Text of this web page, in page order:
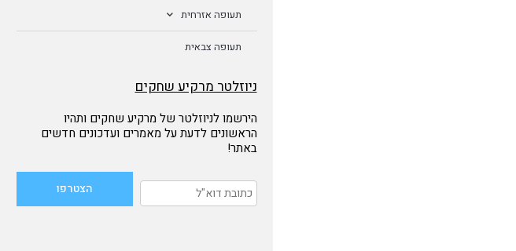
תעופה אזרחית
תעופה צבאית
ניוזלטר מרקיע שחקים
הירשמו לניוזלטר של מרקיע שחקים ותהיו
הראשונים לדעת על מאמרים ועדכונים חדשים
באתר!